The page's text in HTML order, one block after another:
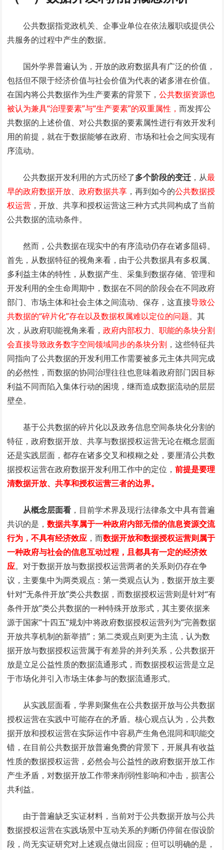
公共数据指党政机关、企事业单位在依法履职或提供公
共服务的过程中产生的数据。
国外学界普遍认为，开放的政府数据具有广泛的价值，
包括但不限于经济价值与社会价值为代表的诸多潜在价值。
在国内将公共数据作为生产要素的背景下，公共数据资源也
被认为兼具“治理要素”与“生产要素”的双重属性，而发挥公
共数据的上述价值、对公共数据的要素属性进行有效开发利
用的前提，就在于数据能够在政府、市场和社会之间实现有
序流动。
公共数据开发利用的方式历经了多个阶段的变迁 ，从最
早的政府数据开放、政府数据共享 ，再到如今的公共数据授
权运营 ，开放、共享和授权运营这三种方式共同构成了当前
公共数据的流动条件。
然而，公共数据在现实中的有序流动仍存在诸多阻碍。
首先，从数据特征的视角来看，由于公共数据具有多权属、
多利益主体的特性，从数据产生、采集到数据存储、管理和
开发利用的全生命周期中，数据在不同的阶段会在不同政府
部门、市场主体和社会主体之间流动、保存，这直接导致公
共数据的“碎片化”存在以及数据权属难以定位的问题。其
次，从政府职能视角来看，政府内部权力、职能的条块分割
会直接导致政务数字空间领域同步的条块分割 ，这些特征共
同指向了公共数据的开发利用工作需要被多元主体共同完成
的必然性，而数据的协同治理往往也意味着政府部门因目标
利益不同而陷入集体行动的困境，继而造成数据流动的层层
壁垒。
基于公共数据的碎片化以及政务信息空间条块化分割的
特征，政府数据开放、共享与数据授权运营无论在概念层面
还是实践层面，都存在诸多交叉和模糊之处，要厘清公共数
据授权运营在政府数据开发利用工作中的定位，前提是要理
清数据开放、共享和授权运营三者的边界。
从概念层面看 ，目前学术界及现行法律条文中具有普遍
共识的是，数据共享属于一种政府内部无偿的信息资源交流
行为，不具有经济效应 ，而数据开放和数据授权运营则属于
一种政府与社会的信息互动过程，且都具有一定的经济效
应。对于数据开放与数据授权运营两者的关系则仍存在争
议，主要集中为两类观点：第一类观点认为，数据开放主要
针对“无条件开放”类公共数据，而数据授权运营则是针对“有
条件开放”类公共数据的一种特殊开放形式，其主要依据来
源于国家“十四五”规划中将政府数据授权运营列为“完善数据
开放共享机制的新举措”；第二类观点则更为主流，认为数
据开放与数据授权运营属于有差异的并列关系，公共数据开
放是立足公益性质的数据流通形式，而数据授权运营是立足
于市场化并引入市场主体参与的数据流通形式。
从实践层面看，学界则聚焦在公共数据开放与公共数据
授权运营在实践中可能存在的矛盾。核心观点认为，公共数
据开放和授权运营在实际运作中容易产生角色混同和职能交
错，在目前公共数据开放普遍免费的背景下，开展具有收益
性质的数据授权运营，必然会与公益性的政府数据开放工作
产生矛盾，对数据开放工作带来削弱性影响和冲击，损害公
共利益。
由于普遍缺乏实证材料，当前对于公共数据开放与公共
数据授权运营在实践场景中互动关系的判断仍停留在假设阶
段，尚无实证研究对上述观点做出回应；但可以明确的是，